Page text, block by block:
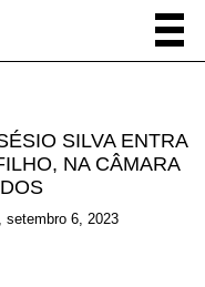
SILVA ENTRA
NA CÂMARA
setembro 6, 2023